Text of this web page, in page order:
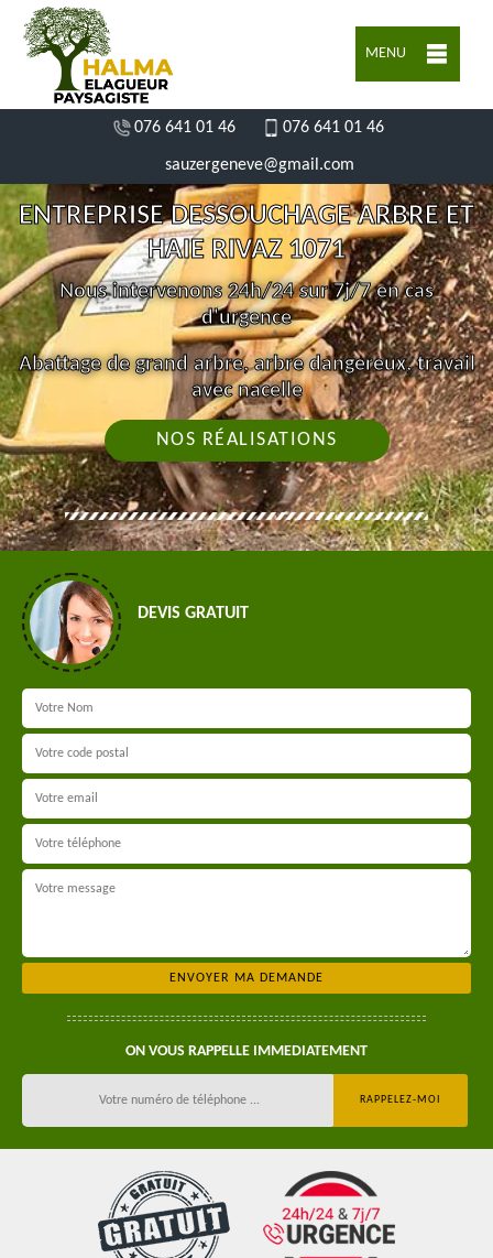
MENU
076 641 01 46 076 641 01 46
sauzergeneve@gmail.com
ENTREPRISE DESSOUCHAGE ARBRE ET
HAIE RIVAZ 1071
Nous intervenons 24h/24 sur 7j/7 en cas
d'urgence
Abattage de grand arbre, arbre dangereux, travail
avec nacelle
NOS RÉALISATIONS
DEVIS GRATUIT
ON VOUS RAPPELLE IMMEDIATEMENT